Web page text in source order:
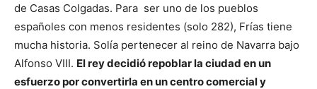
de Casas Colgadas. Para ser uno de los pueblos
españoles con menos residentes (solo 282), Frías tiene
mucha historia. Solía ​​pertenecer al reino de Navarra bajo
Alfonso VIII. El rey decidió repoblar la ciudad en un
esfuerzo por convertirla en un centro comercial y